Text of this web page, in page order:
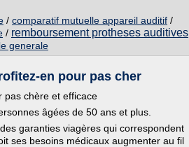
/ comparatif mutuelle appareil auditif /
/ remboursement protheses auditives
generale
en pour pas cher
pas chère et efficace
âgées de 50 ans et plus.
garanties viagères qui correspondent
ses besoins médicaux augmenter au fil